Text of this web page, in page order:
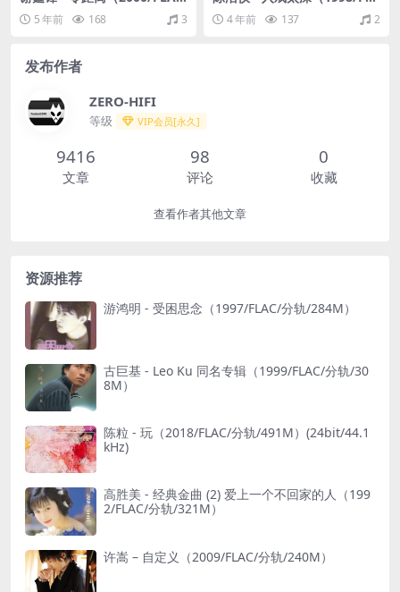
C/分轨/294M）
5 年前 168 3
AC/分轨/291M）
4 年前 137 2
发布作者
ZERO-HIFI
等级 VIP会员[永久]
9416
文章
98
评论
0
收藏
查看作者其他文章
资源推荐
游鸿明 - 受困思念（1997/FLAC/分轨/284M）
古巨基 - Leo Ku 同名专辑（1999/FLAC/分轨/30
8M）
陈粒 - 玩（2018/FLAC/分轨/491M）(24bit/44.1
kHz)
高胜美 - 经典金曲 (2) 爱上一个不回家的人（199
2/FLAC/分轨/321M）
许嵩 – 自定义（2009/FLAC/分轨/240M）